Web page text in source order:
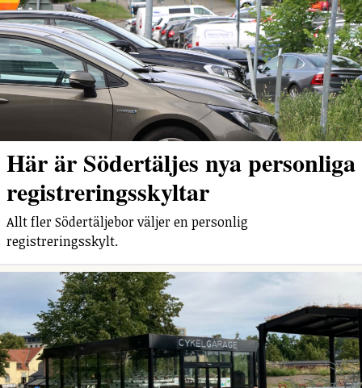
Här är Södertäljes nya personliga
registreringsskyltar
Allt fler Södertäljebor väljer en personlig
registreringsskylt.